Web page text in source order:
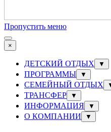
Пропустить меню
×
ДЕТСКИЙ ОТДЫХ ▼
ПРОГРАММЫ ▼
СЕМЕЙНЫЙ ОТДЫХ
ТРАНСФЕР ▼
ИНФОРМАЦИЯ ▼
О КОМПАНИИ ▼